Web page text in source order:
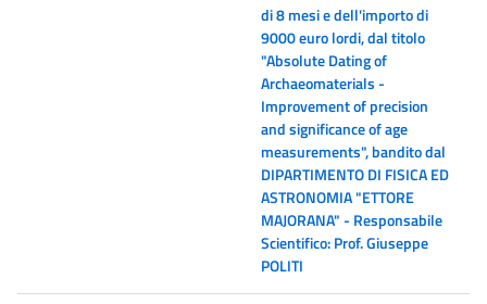
di 8 mesi e dell'importo di
9000 euro lordi, dal titolo
"Absolute Dating of
Archaeomaterials -
Improvement of precision
and significance of age
measurements", bandito dal
DIPARTIMENTO DI FISICA ED
ASTRONOMIA "ETTORE
MAJORANA" - Responsabile
Scientifico: Prof. Giuseppe
POLITI